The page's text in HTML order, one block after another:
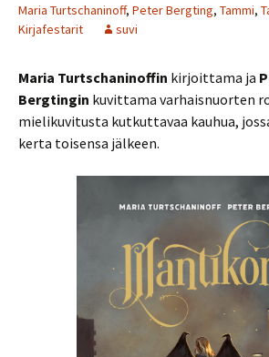
Maria Turtschaninoff, Peter Bergting, Tammi,
Kirjafestarit
suvi
Maria Turtschaninoffin kirjoittama ja
Bergtingin kuvittama varhaisnuorten
mielikuvitusta kutkuttavaa kauhua,
kerta toisensa jälkeen.